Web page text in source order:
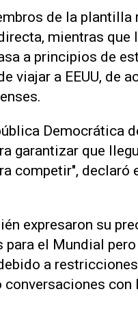
de la plantilla
mientras
a principios de
viajar a EEUU, de
‌Democrática
garantizar que
competir", declaró
expresaron su
para el Mundial
a
con